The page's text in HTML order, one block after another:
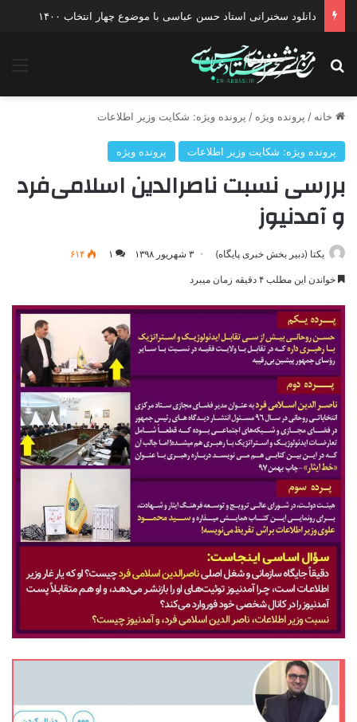
دانلود سخنرانی استاد حسن عباسی با موضوع چهار انتخاب ۱۴۰۰
جستجو برای
خانه / پرونده ویژه / پرونده ویژه: شکایت وزیر اطلاعات
پرونده ویژه: شکایت وزیر اطلاعات پرونده ویژه
بررسی نسبت ناصرالدین اسلامی‌فرد
و آمدنیوز
یکتا (دبیر بخش خبری پایگاه) ۳ شهریور ۱۳۹۸ ۱ ۶۱۴
خواندن این مطلب ۴ دقیقه زمان میبرد